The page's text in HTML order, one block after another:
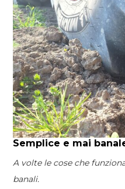
Semplice e mai
A volte le cose che
banali.